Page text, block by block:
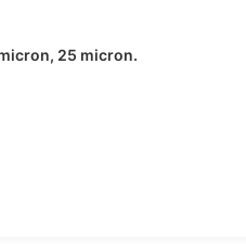
25 micron.